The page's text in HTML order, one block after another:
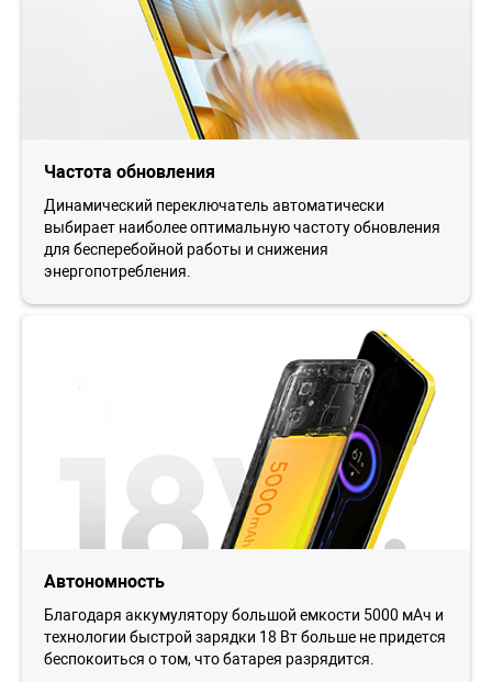
Частота обновления
Динамический переключатель автоматически
выбирает наиболее оптимальную частоту обновления
для бесперебойной работы и снижения
энергопотребления.
Автономность
Благодаря аккумулятору большой емкости 5000 мАч и
технологии быстрой зарядки 18 Вт больше не придется
беспокоиться о том, что батарея разрядится.